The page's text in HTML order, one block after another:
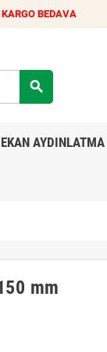
KARGO BEDAVA
search
AYDINLATMA
mm